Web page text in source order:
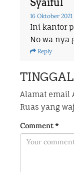
Syaiful
16 Oktober 2021
Ini kantor
No wa nya
Reply
Alamat email
Ruas yang
Comment*